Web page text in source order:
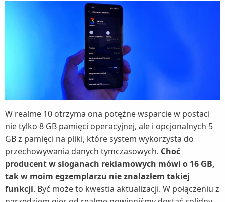
W realme 10 otrzyma ona potężne wsparcie w postaci
nie tylko 8 GB pamięci operacyjnej, ale i opcjonalnych 5
GB z pamięci na pliki, które system wykorzysta do
przechowywania danych tymczasowych. Choć
producent w sloganach reklamowych mówi o 16 GB,
tak w moim egzemplarzu nie znalazłem takiej
funkcji. Być może to kwestia aktualizacji. W połączeniu z